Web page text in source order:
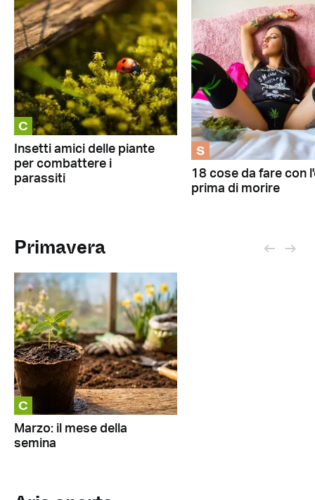
C
Insetti amici delle piante
per combattere i
parassiti
S
18 cose da fare con
prima di morire
Primavera
C
Marzo: il mese della
semina